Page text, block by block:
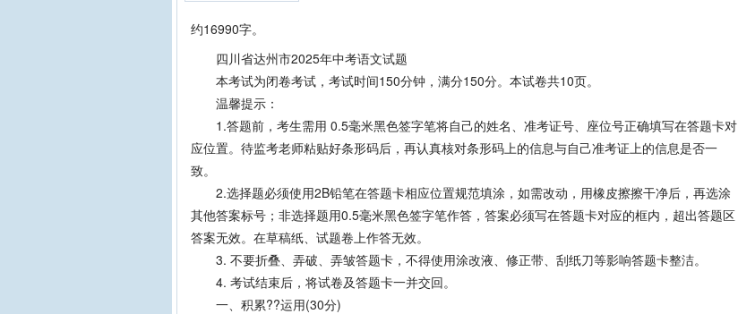
约16990字。
四川省达州市2025年中考语文试题
本考试为闭卷考试，考试时间150分钟，满分150分。本试卷共10页。
温馨提示：
1.答题前，考生需用 0.5毫米黑色签字笔将自己的姓名、准考证号、座位号正确填写在答题卡对
应位置。待监考老师粘贴好条形码后，再认真核对条形码上的信息与自己准考证上的信息是否一
致。
2.选择题必须使用2B铅笔在答题卡相应位置规范填涂，如需改动，用橡皮擦擦干净后，再选涂
其他答案标号；非选择题用0.5毫米黑色签字笔作答，答案必须写在答题卡对应的框内，超出答题区
答案无效。在草稿纸、试题卷上作答无效。
3. 不要折叠、弄破、弄皱答题卡，不得使用涂改液、修正带、刮纸刀等影响答题卡整洁。
4. 考试结束后，将试卷及答题卡一并交回。
一、积累??运用(30分)